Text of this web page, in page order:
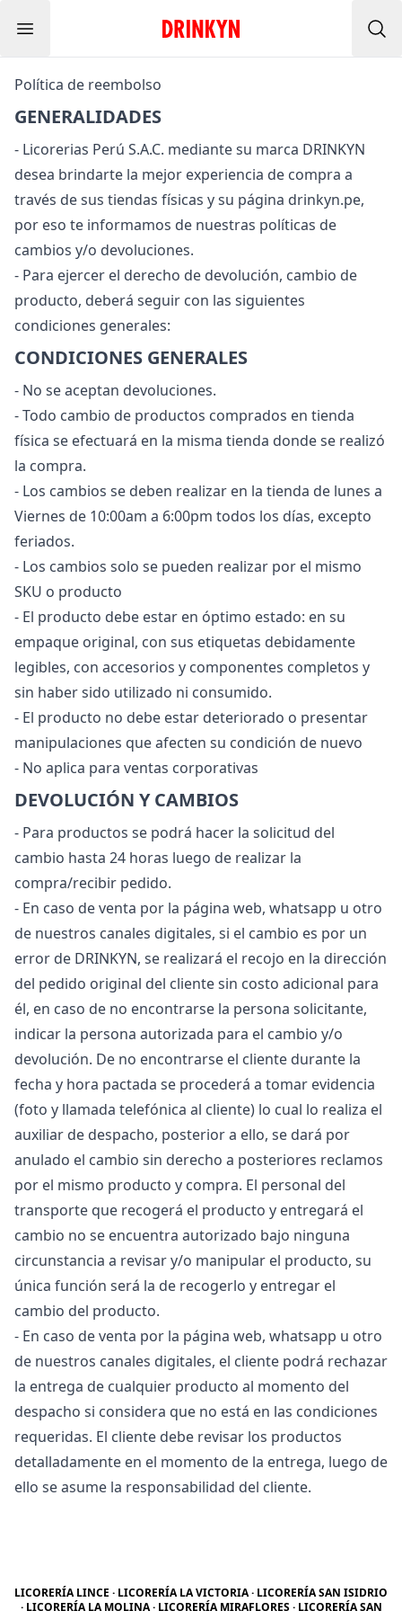
Menu Inicio Drinkyn
Política de reembolso
GENERALIDADES
- Licorerias Perú S.A.C. mediante su marca DRINKYN
desea brindarte la mejor experiencia de compra a
través de sus tiendas físicas y su página drinkyn.pe,
por eso te informamos de nuestras políticas de
cambios y/o devoluciones.
- Para ejercer el derecho de devolución, cambio de
producto, deberá seguir con las siguientes
condiciones generales:
CONDICIONES GENERALES
- No se aceptan devoluciones.
- Todo cambio de productos comprados en tienda
física se efectuará en la misma tienda donde se realizó
la compra.
- Los cambios se deben realizar en la tienda de lunes a
Viernes de 10:00am a 6:00pm todos los días, excepto
feriados.
- Los cambios solo se pueden realizar por el mismo
SKU o producto
- El producto debe estar en óptimo estado: en su
empaque original, con sus etiquetas debidamente
legibles, con accesorios y componentes completos y
sin haber sido utilizado ni consumido.
- El producto no debe estar deteriorado o presentar
manipulaciones que afecten su condición de nuevo
- No aplica para ventas corporativas
DEVOLUCIÓN Y CAMBIOS
- Para productos se podrá hacer la solicitud del
cambio hasta 24 horas luego de realizar la
compra/recibir pedido.
- En caso de venta por la página web, whatsapp u otro
de nuestros canales digitales, si el cambio es por un
error de DRINKYN, se realizará el recojo en la dirección
del pedido original del cliente sin costo adicional para
él, en caso de no encontrarse la persona solicitante,
indicar la persona autorizada para el cambio y/o
devolución. De no encontrarse el cliente durante la
fecha y hora pactada se procederá a tomar evidencia
(foto y llamada telefónica al cliente) lo cual lo realiza el
auxiliar de despacho, posterior a ello, se dará por
anulado el cambio sin derecho a posteriores reclamos
por el mismo producto y compra. El personal del
transporte que recogerá el producto y entregará el
cambio no se encuentra autorizado bajo ninguna
circunstancia a revisar y/o manipular el producto, su
única función será la de recogerlo y entregar el
cambio del producto.
- En caso de venta por la página web, whatsapp u otro
de nuestros canales digitales, el cliente podrá rechazar
la entrega de cualquier producto al momento del
despacho si considera que no está en las condiciones
requeridas. El cliente debe revisar los productos
detalladamente en el momento de la entrega, luego de
ello se asume la responsabilidad del cliente.
LICORERÍA LINCE · LICORERÍA LA VICTORIA · LICORERÍA SAN ISIDRIO
· LICORERÍA LA MOLINA · LICORERÍA MIRAFLORES · LICORERÍA SAN